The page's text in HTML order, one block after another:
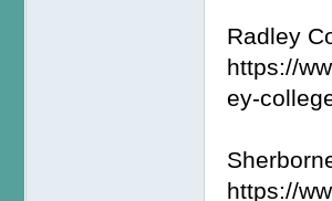
Radley
https://
ey-
https://